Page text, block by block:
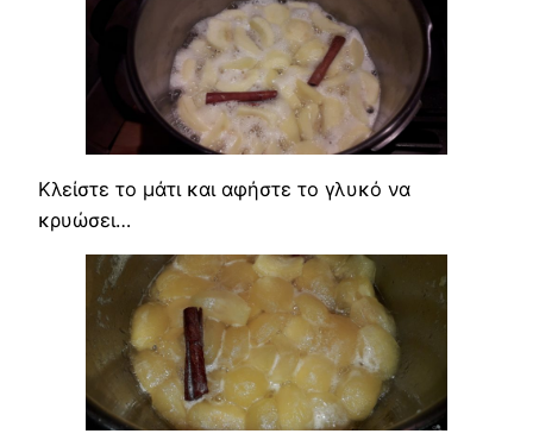
Κλείστε το μάτι και αφήστε το γλυκό να
κρυώσει…